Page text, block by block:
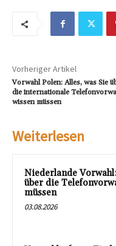
Vorheriger Artikel
Vorwahl Polen: Alles, was Sie
die internationale
wissen müssen
Weiterlesen
Niederlande
über die
müssen
03.08.2026